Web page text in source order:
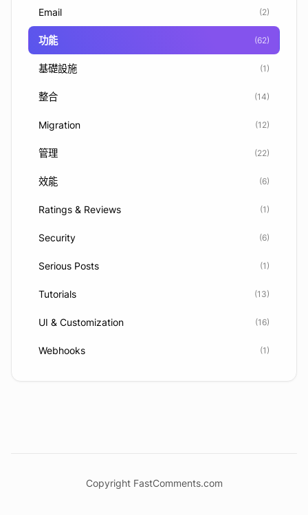
Email (2)
功能 (62)
基礎設施 (1)
整合 (14)
Migration (12)
管理 (22)
效能 (6)
Ratings & Reviews (1)
Security (6)
Serious Posts (1)
Tutorials (13)
UI & Customization (16)
Webhooks (1)
Copyright FastComments.com